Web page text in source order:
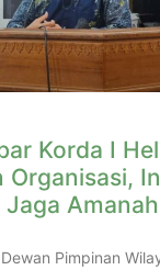
Korda I
Organisasi,
Jaga Amanah
Pimpinan